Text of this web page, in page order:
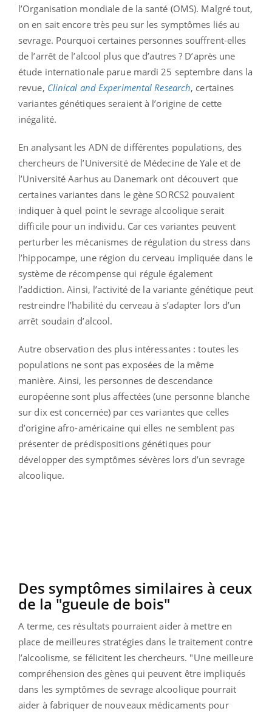
l’Organisation mondiale de la santé (OMS). Malgré tout,
on en sait encore très peu sur les symptômes liés au
sevrage. Pourquoi certaines personnes souffrent-elles
de l’arrêt de l’alcool plus que d’autres ? D’après une
étude internationale parue mardi 25 septembre dans la
revue, Clinical and Experimental Research, certaines
variantes génétiques seraient à l’origine de cette
inégalité.
En analysant les ADN de différentes populations, des
chercheurs de l’Université de Médecine de Yale et de
l’Université Aarhus au Danemark ont découvert que
certaines variantes dans le gène SORCS2 pouvaient
indiquer à quel point le sevrage alcoolique serait
difficile pour un individu. Car ces variantes peuvent
perturber les mécanismes de régulation du stress dans
l’hippocampe, une région du cerveau impliquée dans le
système de récompense qui régule également
l’addiction. Ainsi, l’activité de la variante génétique peut
restreindre l’habilité du cerveau à s’adapter lors d’un
arrêt soudain d’alcool.
Autre observation des plus intéressantes : toutes les
populations ne sont pas exposées de la même
manière. Ainsi, les personnes de descendance
européenne sont plus affectées (une personne blanche
sur dix est concernée) par ces variantes que celles
d’origine afro-américaine qui elles ne semblent pas
présenter de prédispositions génétiques pour
développer des symptômes sévères lors d’un sevrage
alcoolique.
Des symptômes similaires à ceux
de la "gueule de bois"
A terme, ces résultats pourraient aider à mettre en
place de meilleures stratégies dans le traitement contre
l’alcoolisme, se félicitent les chercheurs. "Une meilleure
compréhension des gènes qui peuvent être impliqués
dans les symptômes de sevrage alcoolique pourrait
aider à fabriquer de nouveaux médicaments pour